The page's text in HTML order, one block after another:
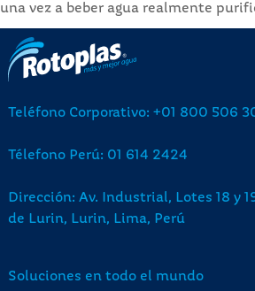
una vez a beber agua realmente
Teléfono Corporativo: +01 800 506
Télefono Perú: 01 614 2424
Dirección: Av. Industrial, Lotes 18 y
de Lurin, Lurin, Lima, Perú
Soluciones en todo el mundo